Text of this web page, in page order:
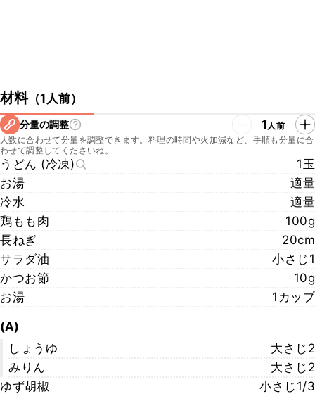
材料（1人前）
分量の調整 1人前
人数に合わせて分量を調整できます。料理の時間や火加減など、手順も分量に合
わせて調整してくださいね。
うどん (冷凍)
1玉
お湯
適量
冷水
適量
鶏もも肉
100g
長ねぎ
20cm
サラダ油
小さじ1
かつお節
10g
お湯
1カップ
(A)
しょうゆ
大さじ2
みりん
大さじ2
ゆず胡椒
小さじ1/3